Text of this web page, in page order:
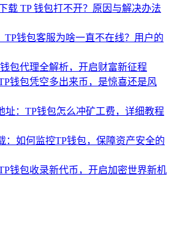
载 TP 钱包打不开？原因与解决办法
TP钱包客服为啥一直不在线？用户的
包代理全解析，开启财富新征程
钱包凭空多出来币，是惊喜还是风
址：TP钱包怎么冲矿工费，详细教程
：如何监控TP钱包，保障资产安全的
钱包收录新代币，开启加密世界新机